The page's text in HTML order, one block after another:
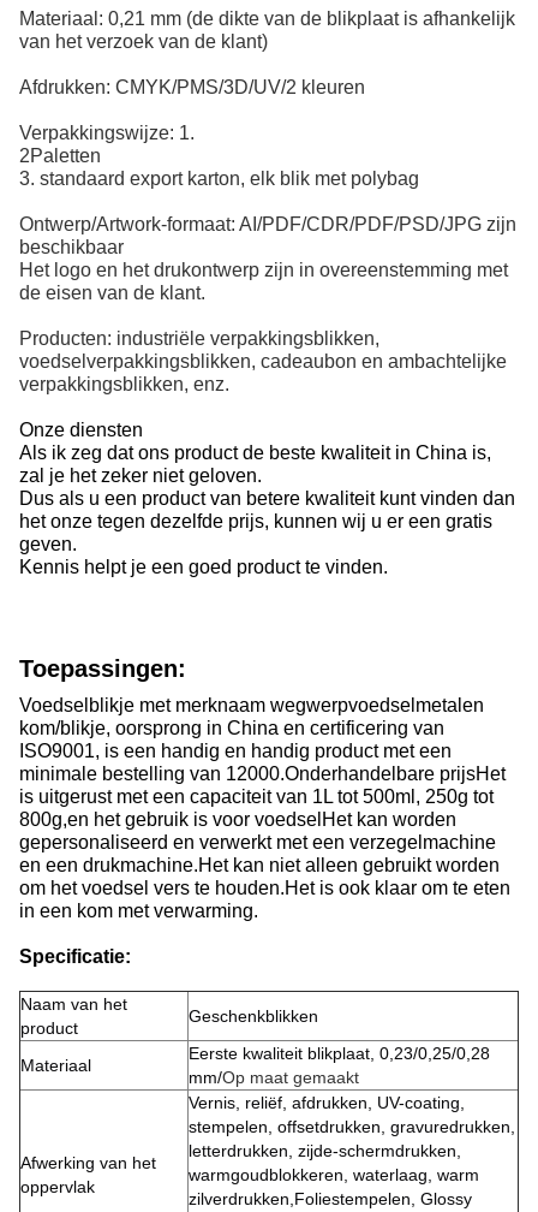
Materiaal: 0,21 mm (de dikte van de blikplaat is afhankelijk
van het verzoek van de klant)
Afdrukken: CMYK/PMS/3D/UV/2 kleuren
Verpakkingswijze: 1.
2Paletten
3. standaard export karton, elk blik met polybag
Ontwerp/Artwork-formaat: AI/PDF/CDR/PDF/PSD/JPG zijn
beschikbaar
Het logo en het drukontwerp zijn in overeenstemming met
de eisen van de klant.
Producten: industriële verpakkingsblikken,
voedselverpakkingsblikken, cadeaubon en ambachtelijke
verpakkingsblikken, enz.
Onze diensten
Als ik zeg dat ons product de beste kwaliteit in China is,
zal je het zeker niet geloven.
Dus als u een product van betere kwaliteit kunt vinden dan
het onze tegen dezelfde prijs, kunnen wij u er een gratis
geven.
Kennis helpt je een goed product te vinden.
Toepassingen:
Voedselblikje met merknaam wegwerpvoedselmetalen
kom/blikje, oorsprong in China en certificering van
ISO9001, is een handig en handig product met een
minimale bestelling van 12000.Onderhandelbare prijsHet
is uitgerust met een capaciteit van 1L tot 500ml, 250g tot
800g,en het gebruik is voor voedselHet kan worden
gepersonaliseerd en verwerkt met een verzegelmachine
en een drukmachine.Het kan niet alleen gebruikt worden
om het voedsel vers te houden.Het is ook klaar om te eten
in een kom met verwarming.
Specificatie:
Naam van het
product
Geschenkblikken
Materiaal
Eerste kwaliteit blikplaat, 0,23/0,25/0,28
mm/Op maat gemaakt
Afwerking van het
oppervlak
Vernis, reliëf, afdrukken, UV-coating,
stempelen, offsetdrukken, gravuredrukken,
letterdrukken, zijde-schermdrukken,
warmgoudblokkeren, waterlaag, warm
zilverdrukken,Foliestempelen, Glossy